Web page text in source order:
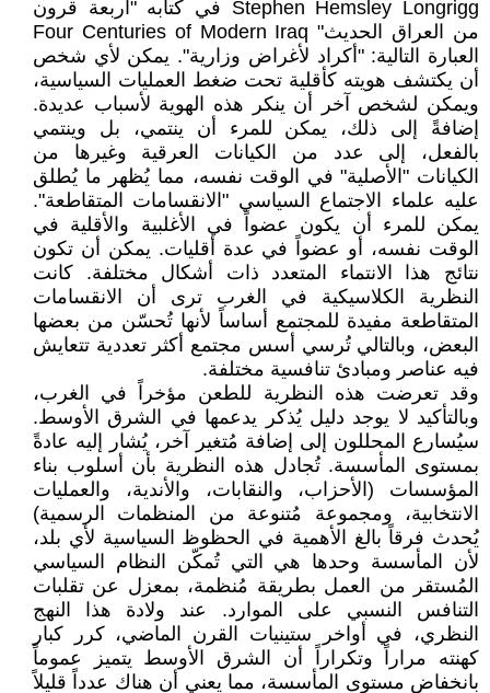
Stephen Hemsley Longrigg في كتابه "أربعة قرون
من العراق الحديث" Four Centuries of Modern Iraq
العبارة التالية: "أكراد لأغراض وزارية". يمكن لأي شخص
أن يكتشف هويته كأقلية تحت ضغط العمليات السياسية،
ويمكن لشخص آخر أن ينكر هذه الهوية لأسباب عديدة.
إضافةً إلى ذلك، يمكن للمرء أن ينتمي، بل وينتمي
بالفعل، إلى عدد من الكيانات العرقية وغيرها من
الكيانات "الأصلية" في الوقت نفسه، مما يُظهر ما يُطلق
عليه علماء الاجتماع السياسي "الانقسامات المتقاطعة".
يمكن للمرء أن يكون عضواً في الأغلبية والأقلية في
الوقت نفسه، أو عضواً في عدة أقليات. يمكن أن تكون
نتائج هذا الانتماء المتعدد ذات أشكال مختلفة. كانت
النظرية الكلاسيكية في الغرب ترى أن الانقسامات
المتقاطعة مفيدة للمجتمع أساساً لأنها تُحسّن من بعضها
البعض، وبالتالي تُرسي أسس مجتمع أكثر تعددية تتعايش
فيه عناصر ومبادئ تنافسية مختلفة.
وقد تعرضت هذه النظرية للطعن مؤخراً في الغرب،
وبالتأكيد لا يوجد دليل يُذكر يدعمها في الشرق الأوسط.
سيُسارع المحللون إلى إضافة مُتغير آخر، يُشار إليه عادةً
بمستوى المأسسة. تُجادل هذه النظرية بأن أسلوب بناء
المؤسسات (الأحزاب، والنقابات، والأندية، والعمليات
الانتخابية، ومجموعة مُتنوعة من المنظمات الرسمية)
يُحدث فرقاً بالغ الأهمية في الحظوظ السياسية لأي بلد،
لأن المأسسة وحدها هي التي تُمكّن النظام السياسي
المُستقر من العمل بطريقة مُنظمة، بمعزل عن تقلبات
التنافس النسبي على الموارد. عند ولادة هذا النهج
النظري، في أواخر ستينيات القرن الماضي، كرر كبار
كهنته مراراً وتكراراً أن الشرق الأوسط يتميز عموماً
بانخفاض مستوى المأسسة، مما يعني أن هناك عدداً قليلاً